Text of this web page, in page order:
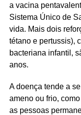
a vacina
Sistema Único de
vida. Mais dois
tétano e pertussis),
bacteriana infantil,
anos.
A doença tende a
ameno ou frio,
as pessoas